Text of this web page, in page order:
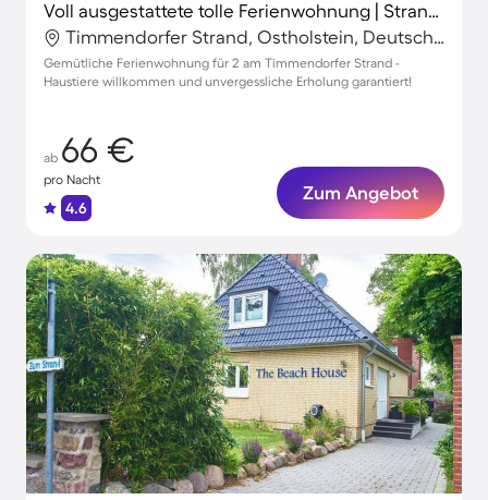
Voll ausgestattete tolle Ferienwohnung | Strand in der Nähe | Hunde erlaubt
Timmendorfer Strand, Ostholstein, Deutschland
Gemütliche Ferienwohnung für 2 am Timmendorfer Strand -
Haustiere willkommen und unvergessliche Erholung garantiert!
ab 66 €
pro Nacht
4.6
Zum Angebot